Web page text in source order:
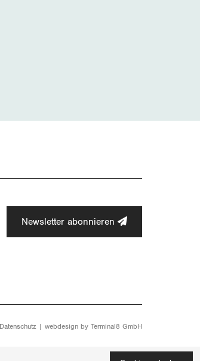
Newsletter abonnieren
Datenschutz | webdesign by Terminal8 GmbH